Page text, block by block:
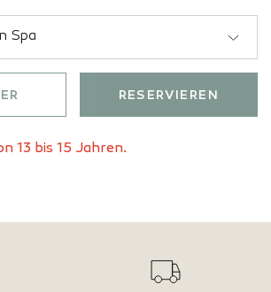
RESERVIEREN
13 bis 15 Jahren.